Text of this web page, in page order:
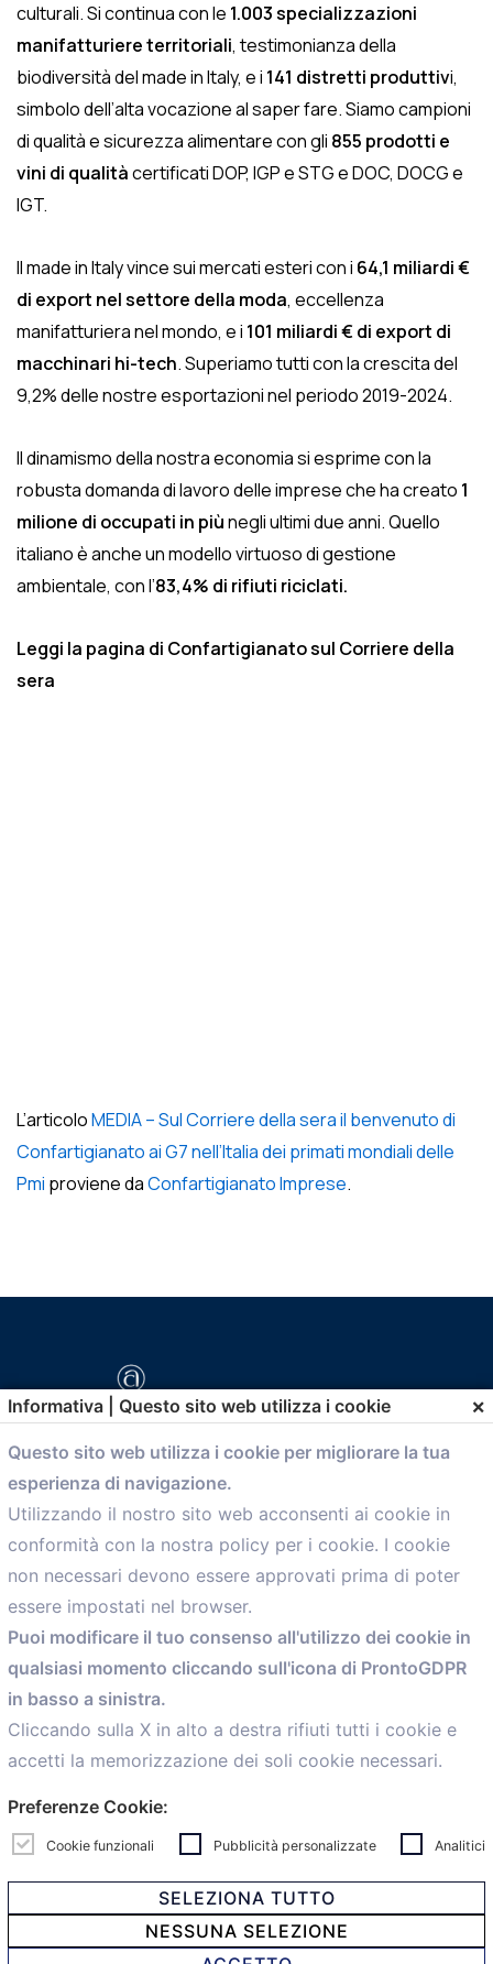
culturali. Si continua con le 1.003 specializzazioni
manifatturiere territoriali, testimonianza della
biodiversità del made in Italy, e i 141 distretti produttivi,
simbolo dell’alta vocazione al saper fare. Siamo campioni
di qualità e sicurezza alimentare con gli 855 prodotti e
vini di qualitàcertificati DOP, IGP e STG e DOC, DOCG e
IGT.
Il made in Italy vince sui mercati esteri con i 64,1 miliardi €
di export nel settore della moda, eccellenza
manifatturiera nel mondo, e i 101 miliardi € di export di
macchinari hi-tech. Superiamo tutti con la crescita del
9,2% delle nostre esportazioni nel periodo 2019-2024.
Il dinamismo della nostra economia si esprime con la
robusta domanda di lavoro delle imprese che ha creato 1
milione di occupati in piùnegli ultimi due anni. Quello
italiano è anche un modello virtuoso di gestione
ambientale, con l’83,4% di rifiuti riciclati.
Leggi la pagina di Confartigianato sul Corriere della
sera
L’articoloMEDIA – Sul Corriere della sera il benvenuto di
Confartigianato ai G7 nell’Italia dei primati mondiali delle
Pmi proviene daConfartigianato Imprese.
comunicazione@confartigianato.bo.it
Menù
Home
Servizi
Convenzioni
Voce delle Nostre aziende
Informazioni Ex L. 124/2017
News
personalCaf
Informativa | Questo sito web utilizza i cookie ×
Questo sito web utilizza i cookie per migliorare la tua
esperienza di navigazione.
Utilizzando il nostro sito web acconsenti ai cookie in
conformità con la nostra policy per i cookie. I cookie
non necessari devono essere approvati prima di poter
essere impostati nel browser.
Puoi modificare il tuo consenso all'utilizzo dei cookie in
qualsiasi momento cliccando sull'icona di ProntoGDPR
in basso a sinistra.
Cliccando sulla X in alto a destra rifiuti tutti i cookie e
accetti la memorizzazione dei soli cookie necessari.
Preferenze Cookie:
Cookie funzionali Pubblicità personalizzate Analitici
SELEZIONA TUTTO
NESSUNA SELEZIONE